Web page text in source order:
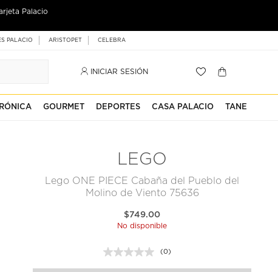
Palacio
PALACIO ARISTOPET CELEBRA
INICIAR SESIÓN
GOURMET DEPORTES CASA PALACIO TANE
LEGO
Lego ONE PIECE Cabaña del Pueblo del
Molino de Viento 75636
$749.00
No disponible
Sin
puntuación.
(0)